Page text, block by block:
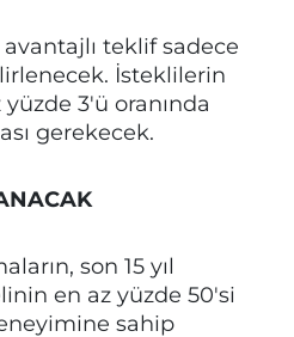
teklif sadece
İsteklilerin
3'ü oranında
gerekecek.
son 15 yıl
en az yüzde 50'si
sahip